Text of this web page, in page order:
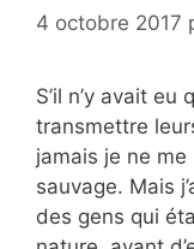
4 octobre 2017
S’il n’y avait
transmettre
jamais je ne
sauvage. Mais
des gens qui